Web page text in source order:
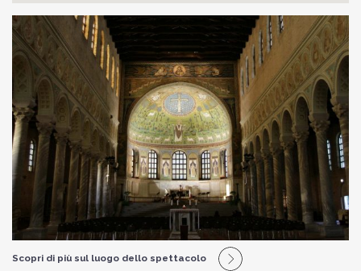
Scopri di più sul luogo dello spettacolo